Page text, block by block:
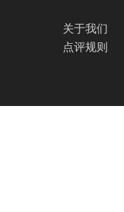
关于我们
点评规则